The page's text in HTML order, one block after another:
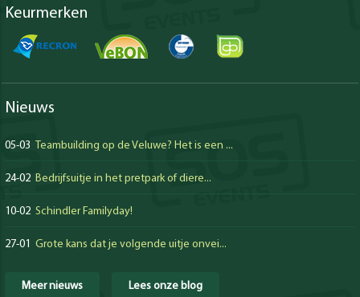
Keurmerken
Nieuws
05-03 Teambuilding op de Veluwe? Het is een ...
24-02 Bedrijfsuitje in het pretpark of diere...
10-02 Schindler Familyday!
27-01 Grote kans dat je volgende uitje onvei...
Meer nieuws Lees onze blog